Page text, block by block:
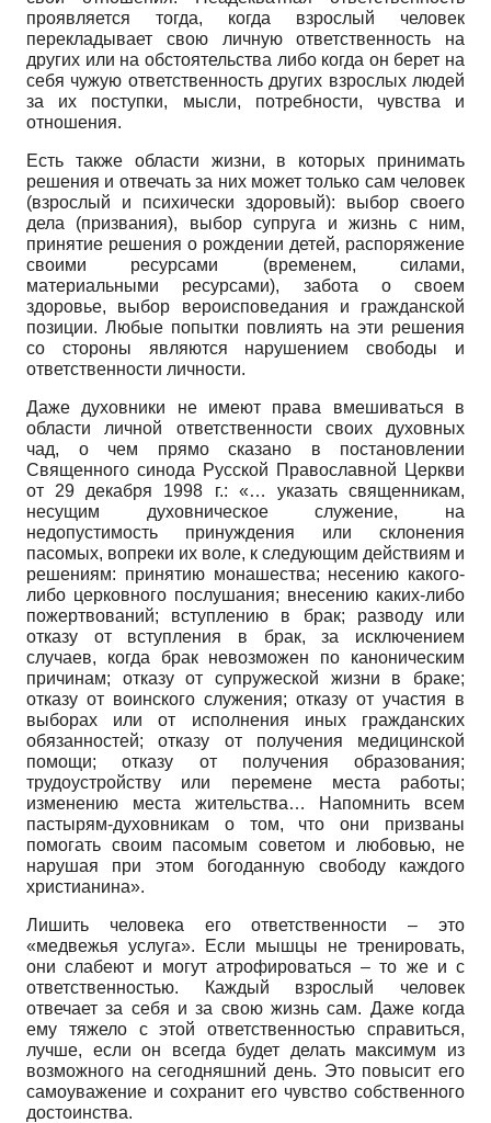
проявляется тогда, когда взрослый человек
перекладывает свою личную ответственность на
других или на обстоятельства либо когда он берет на
себя чужую ответственность других взрослых людей
за их поступки, мысли, потребности, чувства и
отношения.
Есть также области жизни, в которых принимать
решения и отвечать за них может только сам человек
(взрослый и психически здоровый): выбор своего
дела (призвания), выбор супруга и жизнь с ним,
принятие решения о рождении детей, распоряжение
своими ресурсами (временем, силами,
материальными ресурсами), забота о своем
здоровье, выбор вероисповедания и гражданской
позиции. Любые попытки повлиять на эти решения
со стороны являются нарушением свободы и
ответственности личности.
Даже духовники не имеют права вмешиваться в
области личной ответственности своих духовных
чад, о чем прямо сказано в постановлении
Священного синода Русской Православной Церкви
от 29 декабря 1998 г.: «… указать священникам,
несущим духовническое служение, на
недопустимость принуждения или склонения
пасомых, вопреки их воле, к следующим действиям и
решениям: принятию монашества; несению какого-
либо церковного послушания; внесению каких-либо
пожертвований; вступлению в брак; разводу или
отказу от вступления в брак, за исключением
случаев, когда брак невозможен по каноническим
причинам; отказу от супружеской жизни в браке;
отказу от воинского служения; отказу от участия в
выборах или от исполнения иных гражданских
обязанностей; отказу от получения медицинской
помощи; отказу от получения образования;
трудоустройству или перемене места работы;
изменению места жительства… Напомнить всем
пастырям-духовникам о том, что они призваны
помогать своим пасомым советом и любовью, не
нарушая при этом богоданную свободу каждого
христианина».
Лишить человека его ответственности – это
«медвежья услуга». Если мышцы не тренировать,
они слабеют и могут атрофироваться – то же и с
ответственностью. Каждый взрослый человек
отвечает за себя и за свою жизнь сам. Даже когда
ему тяжело с этой ответственностью справиться,
лучше, если он всегда будет делать максимум из
возможного на сегодняшний день. Это повысит его
самоуважение и сохранит его чувство собственного
достоинства.